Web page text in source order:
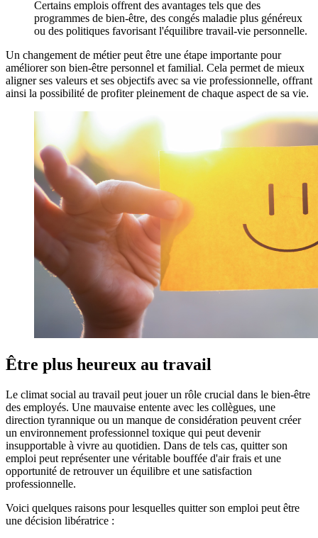
Certains emplois offrent des avantages tels que des
programmes de bien-être, des congés maladie plus généreux
ou des politiques favorisant l'équilibre travail-vie personnelle.
Un changement de métier peut être une étape importante pour
améliorer son bien-être personnel et familial. Cela permet de mieux
aligner ses valeurs et ses objectifs avec sa vie professionnelle, offrant
ainsi la possibilité de profiter pleinement de chaque aspect de sa vie.
Être plus heureux au travail
Le climat social au travail peut jouer un rôle crucial dans le bien-être
des employés. Une mauvaise entente avec les collègues, une
direction tyrannique ou un manque de considération peuvent créer
un environnement professionnel toxique qui peut devenir
insupportable à vivre au quotidien. Dans de tels cas, quitter son
emploi peut représenter une véritable bouffée d'air frais et une
opportunité de retrouver un équilibre et une satisfaction
professionnelle.
Voici quelques raisons pour lesquelles quitter son emploi peut être
une décision libératrice :